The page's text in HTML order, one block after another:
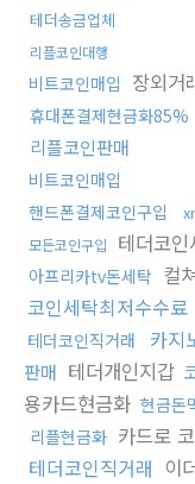
테더송금업체
리플코인대행
비트코인매입 장외거
휴대폰결제현금화85%
리플코인판매
비트코인매입
핸드폰결제코인구입
모든코인구입 테더코인
아프리카tv돈세탁 컬
코인세탁최저수수료
테더코인직거래 카지
판매 테더개인지갑
용카드현금화 현금돈
리플현금화 카드로
테더코인직거래 이